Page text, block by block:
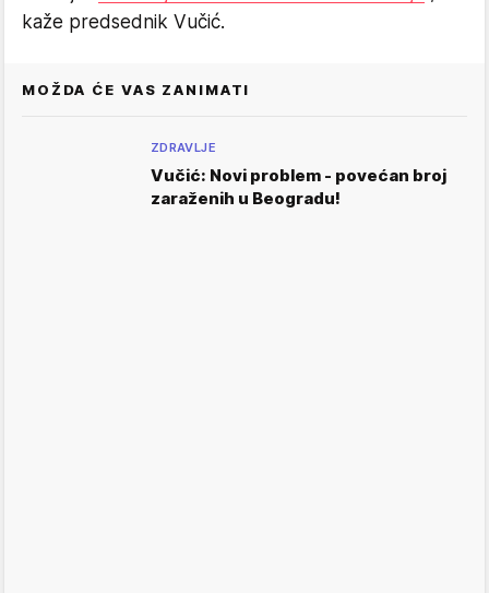
kaže predsednik Vučić.
MOŽDA ĆE VAS ZANIMATI
ZDRAVLJE
Vučić: Novi problem - povećan broj
zaraženih u Beogradu!